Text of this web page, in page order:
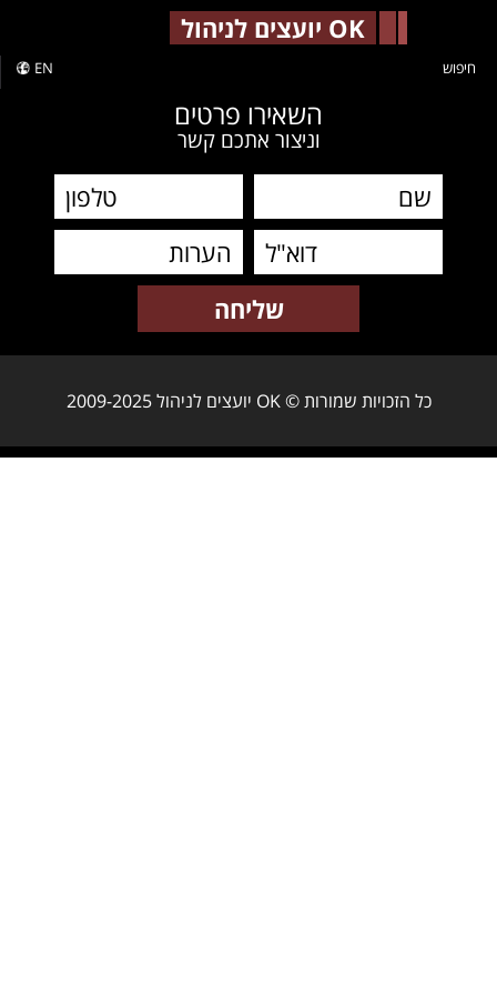
OK יועצים לניהול
EN חיפוש
השאירו פרטים
וניצור אתכם קשר
כל הזכויות שמורות © OK יועצים לניהול 2009-2025